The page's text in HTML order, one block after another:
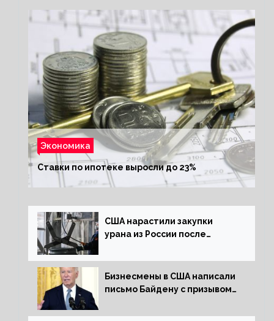
Экономика
Ставки по ипотеке выросли до 23%
США нарастили закупки
урана из России после
Бизнесмены в США написали
письмо Байдену с призывом